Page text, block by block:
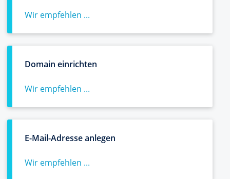
Wir empfehlen ...
Domain einrichten
Wir empfehlen ...
E-Mail-Adresse anlegen
Wir empfehlen ...